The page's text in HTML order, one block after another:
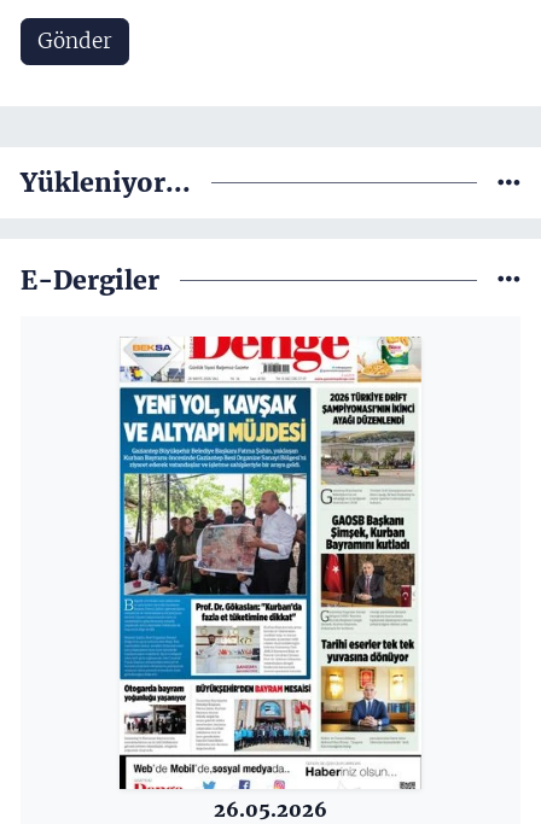
Gönder
Yükleniyor...
E-Dergiler
26.05.2026